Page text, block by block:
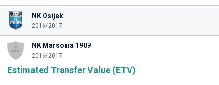
NK Osijek
2016/2017
NK Marsonia 1909
2016/2017
Estimated Transfer Value (ETV)